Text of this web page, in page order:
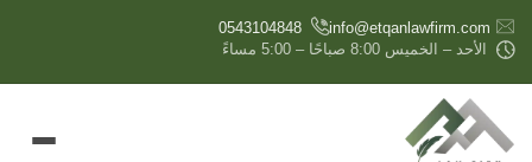
content
info@etqanlawfirm.com
0543104848
الأحد – الخميس 8:00 صباحًا – 5:00 مساءً